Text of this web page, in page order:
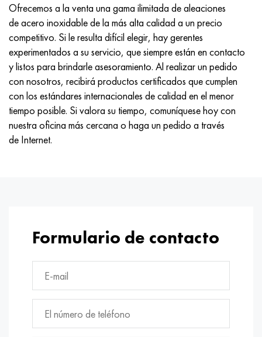
Ofrecemos a la venta una gama ilimitada de aleaciones
de acero inoxidable de la más alta calidad a un precio
competitivo. Si le resulta difícil elegir, hay gerentes
experimentados a su servicio, que siempre están en contacto
y listos para brindarle asesoramiento. Al realizar un pedido
con nosotros, recibirá productos certificados que cumplen
con los estándares internacionales de calidad en el menor
tiempo posible. Si valora su tiempo, comuníquese hoy con
nuestra oficina más cercana o haga un pedido a través
de Internet.
Formulario de contacto